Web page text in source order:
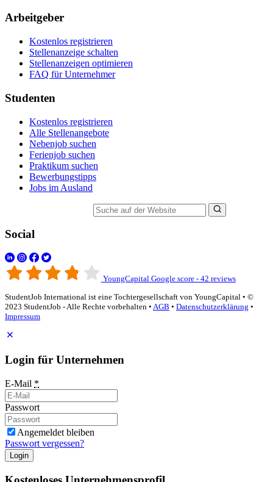
Arbeitgeber
Kostenlos registrieren
Stellenanzeige schalten
Stellenanzeigen optimieren
FAQ für Unternehmer
Studenten
Kostenlos registrieren
Alle Stellenangebote
Nebenjob suchen
Ferienjob suchen
Praktikum suchen
Bewerbungstipps
Jobs im Ausland
Social
YoungCapital Google score - 42 reviews
StudentJob International ist eine Tochtergesellschaft von YoungCapital • ©
2023 StudentJob - Alle Rechte vorbehalten • AGB • Datenschutzerklärung •
Impressum
Login für Unternehmen
E-Mail *
Passwort
Angemeldet bleiben
Passwort vergessen?
Login